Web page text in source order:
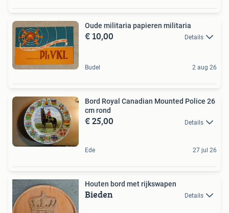
Oude militaria papieren militaria
€ 10,00 Details
Budel 2 aug 26
Bord Royal Canadian Mounted Police 26
cm rond
€ 25,00 Details
Ede 27 jul 26
Houten bord met rijkswapen
Bieden Details